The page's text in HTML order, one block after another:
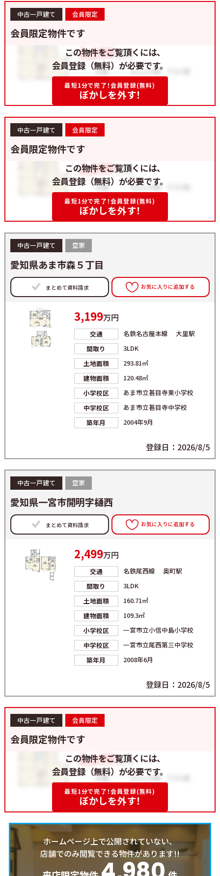
中古一戸建て 会員限定
会員限定物件です
この物件をご覧頂くには、
会員登録（無料）が必要です。
最短1分で完了！会員登録(無料)
ぼかしを外す！
中古一戸建て 会員限定
会員限定物件です
この物件をご覧頂くには、
会員登録（無料）が必要です。
最短1分で完了！会員登録(無料)
ぼかしを外す！
中古一戸建て 空家
愛知県あま市森５丁目
まとめて資料請求 お気に入りに追加する
3,199万円
交通
名鉄名古屋本線 大里駅
間取り
3LDK
土地面積
293.81㎡
建物面積
120.48㎡
小学校区
あま市立甚目寺東小学校
中学校区
あま市立甚目寺中学校
築年月
2004年9月
登録日：2026/8/5
中古一戸建て 空家
愛知県一宮市開明字樋西
まとめて資料請求 お気に入りに追加する
2,499万円
交通
名鉄尾西線 奥町駅
間取り
3LDK
土地面積
160.71㎡
建物面積
109.3㎡
小学校区
一宮市立小信中島小学校
中学校区
一宮市立尾西第三中学校
築年月
2008年6月
登録日：2026/8/5
中古一戸建て 会員限定
会員限定物件です
この物件をご覧頂くには、
会員登録（無料）が必要です。
最短1分で完了！会員登録(無料)
ぼかしを外す！
ホームページ上で公開されていない、
店舗でのみ閲覧できる物件があります!!